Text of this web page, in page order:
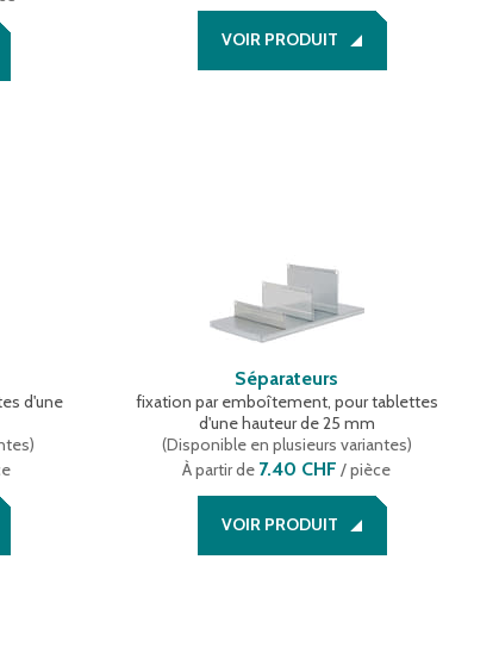
VOIR PRODUIT
d'une
)
Séparateurs
fixation par emboîtement, pour tablettes
d'une hauteur de 25 mm
(Disponible en plusieurs variantes)
À partir de 7.40 CHF / pièce
VOIR PRODUIT